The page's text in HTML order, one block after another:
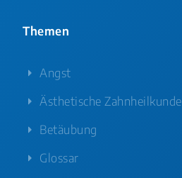
Themen
Angst
Ästhetische Zahnheilkunde
Betäubung
Glossar